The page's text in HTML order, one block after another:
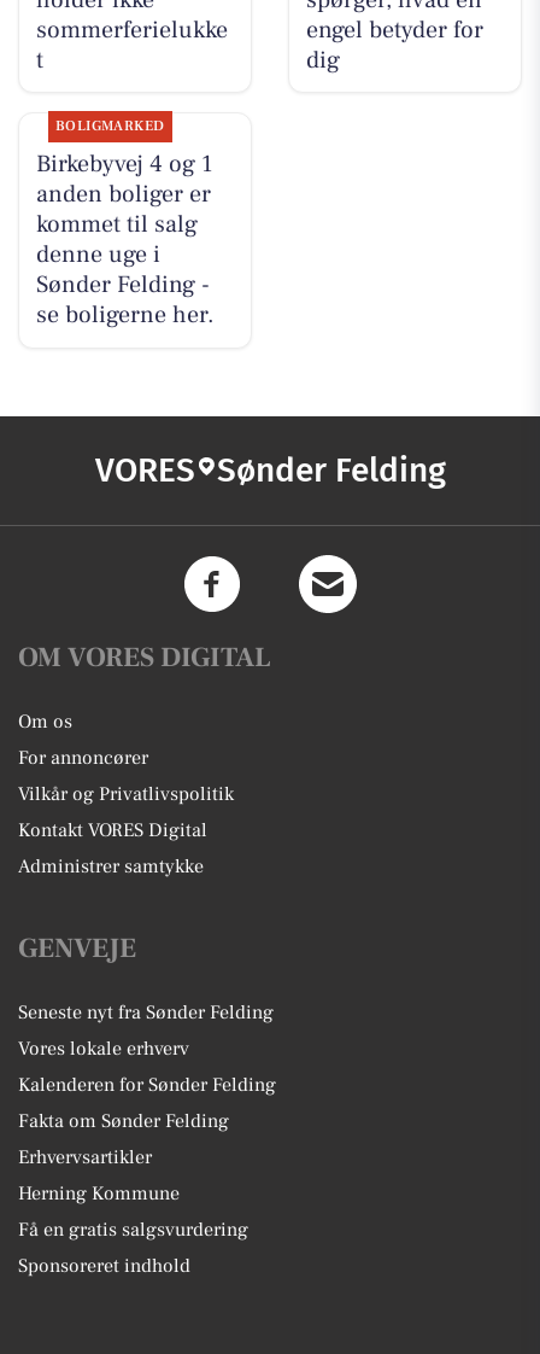
sommerferielukke
t
engel betyder for
dig
BOLIGMARKED
Birkebyvej 4 og 1
anden boliger er
kommet til salg
denne uge i
Sønder Felding -
se boligerne her.
VORES Sønder Felding
OM VORES DIGITAL
Om os
For annoncører
Vilkår og Privatlivspolitik
Kontakt VORES Digital
Administrer samtykke
GENVEJE
Seneste nyt fra Sønder Felding
Vores lokale erhverv
Kalenderen for Sønder Felding
Fakta om Sønder Felding
Erhvervsartikler
Herning Kommune
Få en gratis salgsvurdering
Sponsoreret indhold